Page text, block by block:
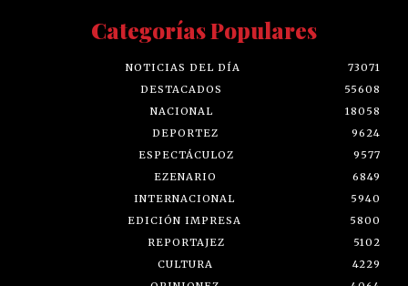
Categorías Populares
NOTICIAS DEL DÍA
73071
DESTACADOS
55608
NACIONAL
18058
DEPORTEZ
9624
ESPECTÁCULOZ
9577
EZENARIO
6849
INTERNACIONAL
5940
EDICIÓN IMPRESA
5800
REPORTAJEZ
5102
CULTURA
4229